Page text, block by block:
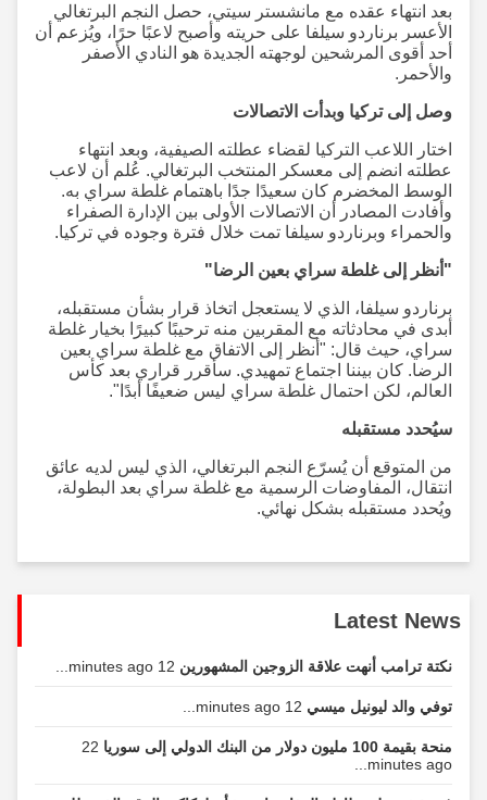
بعد انتهاء عقده مع مانشستر سيتي، حصل النجم البرتغالي
الأعسر برناردو سيلفا على حريته وأصبح لاعبًا حرًا، ويُزعم أن
أحد أقوى المرشحين لوجهته الجديدة هو النادي الأصفر
والأحمر.
وصل إلى تركيا وبدأت الاتصالات
اختار اللاعب التركيا لقضاء عطلته الصيفية، وبعد انتهاء
عطلته انضم إلى معسكر المنتخب البرتغالي. عُلم أن لاعب
الوسط المخضرم كان سعيدًا جدًا باهتمام غلطة سراي به.
وأفادت المصادر أن الاتصالات الأولى بين الإدارة الصفراء
والحمراء وبرناردو سيلفا تمت خلال فترة وجوده في تركيا.
"أنظر إلى غلطة سراي بعين الرضا"
برناردو سيلفا، الذي لا يستعجل اتخاذ قرار بشأن مستقبله،
أبدى في محادثاته مع المقربين منه ترحيبًا كبيرًا بخيار غلطة
سراي، حيث قال: "أنظر إلى الاتفاق مع غلطة سراي بعين
الرضا. كان بيننا اجتماع تمهيدي. سأقرر قراري بعد كأس
العالم، لكن احتمال غلطة سراي ليس ضعيفًا أبدًا".
سيُحدد مستقبله
من المتوقع أن يُسرّع النجم البرتغالي، الذي ليس لديه عائق
انتقال، المفاوضات الرسمية مع غلطة سراي بعد البطولة،
ويُحدد مستقبله بشكل نهائي.
Latest News
نكتة ترامب أنهت علاقة الزوجين المشهورين12 minutes ago...
توفي والد ليونيل ميسي12 minutes ago...
منحة بقيمة 100 مليون دولار من البنك الدولي إلى سوريا
22
minutes ago...